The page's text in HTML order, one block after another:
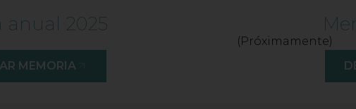
anual 2025
MEMORIA
(Próximamente)